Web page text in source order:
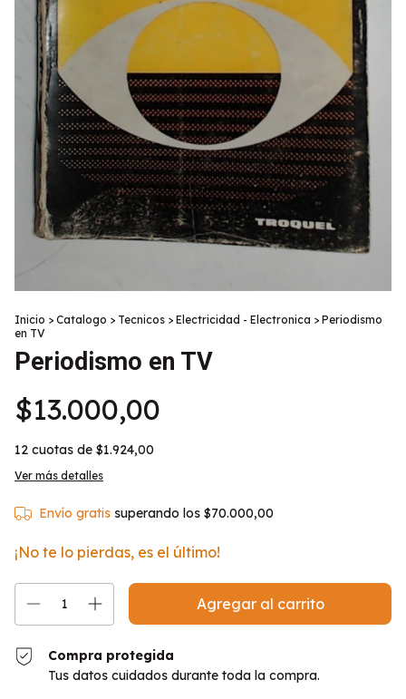
Inicio > Catalogo > Tecnicos > Electricidad - Electronica > Periodismo
en TV
Periodismo en TV
$13.000,00
12 cuotas de $1.924,00
Ver más detalles
Envío gratis superando los $70.000,00
¡No te lo pierdas, es el último!
Compra protegida
Tus datos cuidados durante toda la compra.